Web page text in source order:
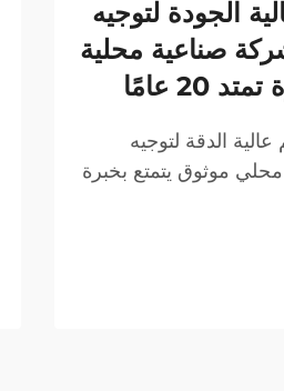
الجودة لتوجيه
صناعية محلية
عامًا
الدقة لتوجيه
موثوق يتمتع بخبرة
الموثوقية. اطلب عرض